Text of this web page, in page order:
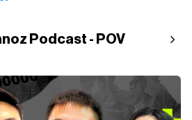
Podcast - POV